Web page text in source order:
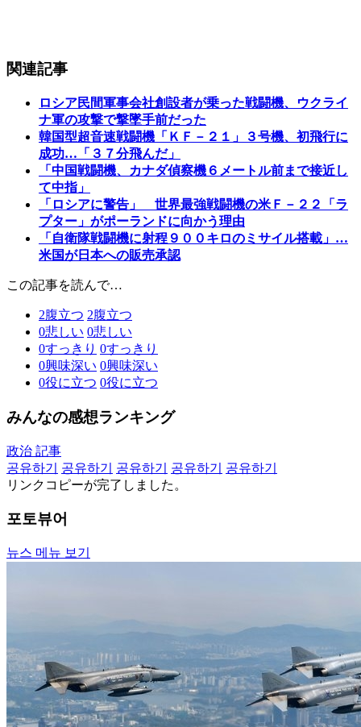
関連記事
ロシア民間軍事会社創設者が乗った戦闘機、ウクライ
ナ軍の攻撃で撃墜手前だった
韓国型超音速戦闘機「ＫＦ－２１」３号機、初飛行に
成功…「３７分飛んだ」
「中国戦闘機、カナダ偵察機６メートル前まで接近し
て中指」
「ロシアに警告」 世界最強戦闘機の米Ｆ－２２「ラ
プター」がポーランドに向かう理由
「自衛隊戦闘機に射程９００キロのミサイル搭載」…
米国が日本への販売承認
この記事を読んで…
2腹立つ 2腹立つ
0悲しい 0悲しい
0すっきり 0すっきり
0興味深い 0興味深い
0役に立つ 0役に立つ
みんなの感想ランキング
政治 記事
공유하기
공유하기 공유하기 공유하기
공유하기
リンクコピーが完了しました。
포토뷰어
뉴스 메뉴 보기